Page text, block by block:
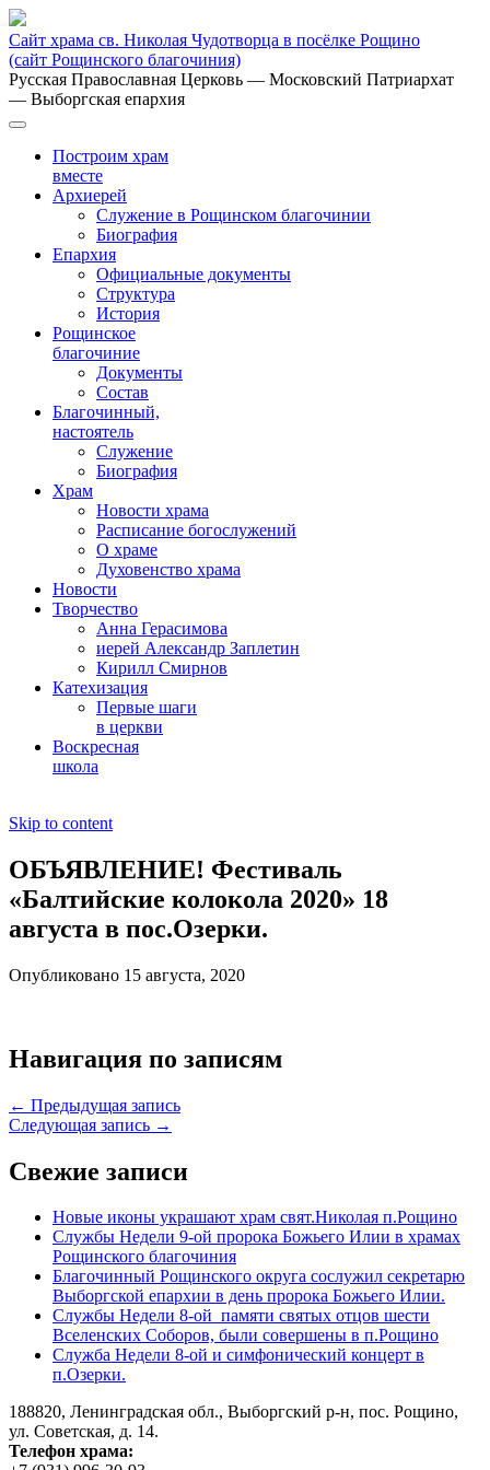
Сайт храма св. Николая Чудотворца в посёлке Рощино
(сайт Рощинского благочиния)
Русская Православная Церковь — Московский Патриархат
— Выборгская епархия
Построим храм
вместе
Архиерей
Служение в Рощинском благочинии
Биография
Епархия
Официальные документы
Структура
История
Рощинское
благочиние
Документы
Состав
Благочинный,
настоятель
Служение
Биография
Храм
Новости храма
Расписание богослужений
О храме
Духовенство храма
Новости
Творчество
Анна Герасимова
иерей Александр Заплетин
Кирилл Смирнов
Катехизация
Первые шаги
в церкви
Воскресная
школа
Skip to content
ОБЪЯВЛЕНИЕ! Фестиваль
«Балтийские колокола 2020» 18
августа в пос.Озерки.
Опубликовано 15 августа, 2020
Навигация по записям
← Предыдущая запись
Следующая запись →
Свежие записи
Новые иконы украшают храм свят.Николая п.Рощино
Службы Недели 9-ой пророка Божьего Илии в храмах
Рощинского благочиния
Благочинный Рощинского округа сослужил секретарю
Выборгской епархии в день пророка Божьего Илии.
Службы Недели 8-ой памяти святых отцов шести
Вселенских Соборов, были совершены в п.Рощино
Служба Недели 8-ой и симфонический концерт в
п.Озерки.
188820, Ленинградская обл., Выборгский р-н, пос. Рощино,
ул. Советская, д. 14.
Телефон храма: